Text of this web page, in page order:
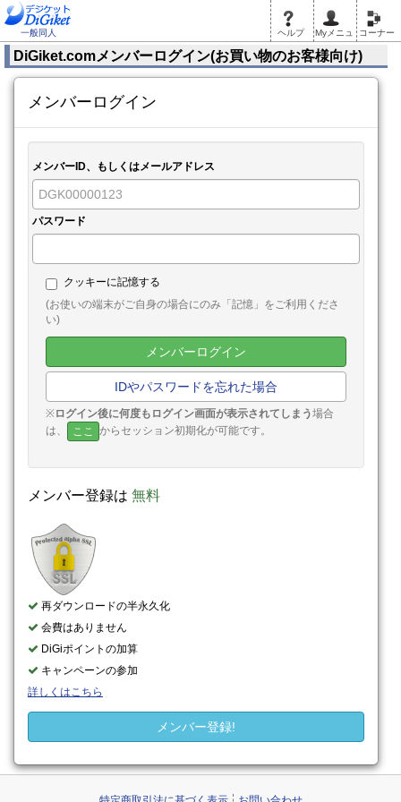
一般同人 ヘルプ Myメニュ コーナー
DiGiket.comメンバーログイン(お買い物のお客様向け)
メンバーログイン
メンバーID、もしくはメールアドレス
パスワード
クッキーに記憶する
(お使いの端末がご自身の場合にのみ「記憶」をご利用くださ
い)
メンバーログイン
IDやパスワードを忘れた場合
※ログイン後に何度もログイン画面が表示されてしまう場合
は、
ここ からセッション初期化が可能です。
メンバー登録は 無料
再ダウンロードの半永久化
会費はありません
DiGiポイントの加算
キャンペーンの参加
詳しくはこちら
メンバー登録!